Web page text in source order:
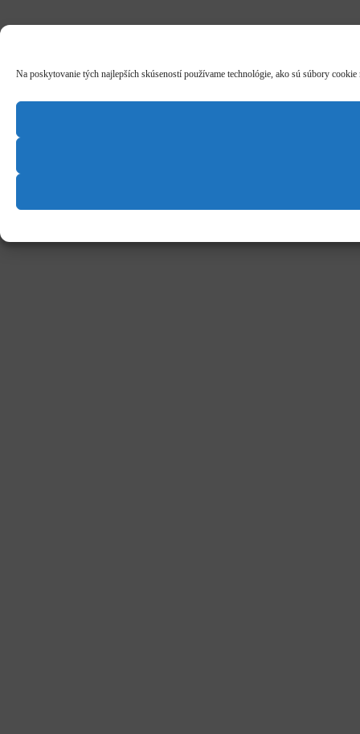
Na poskytovanie tých najlepších skúseností používame technológie, ako sú súbory